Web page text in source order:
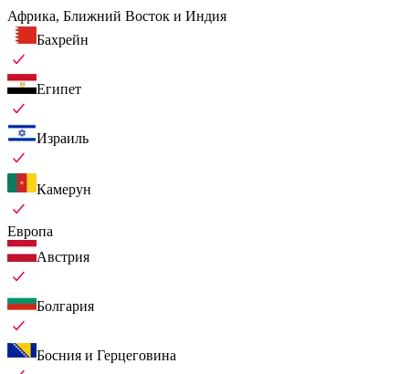
Африка, Ближний Восток и Индия
Бахрейн
Египет
Израиль
Камерун
Европа
Австрия
Болгария
Босния и Герцеговина